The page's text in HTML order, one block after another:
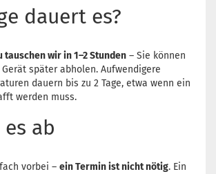
dauert es?
tauschen wir in 1–2 Stunden – Sie können
später abholen. Aufwendigere
dauern bis zu 2 Tage, etwa wenn ein
werden muss.
ab
vorbei – ein Termin ist nicht nötig. Ein